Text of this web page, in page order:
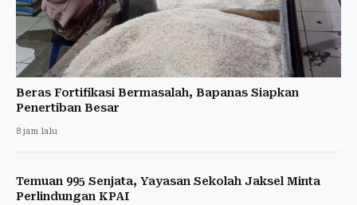
Beras Fortifikasi Bermasalah, Bapanas Siapkan
Penertiban Besar
8 jam lalu
Temuan 995 Senjata, Yayasan Sekolah Jaksel Minta
Perlindungan KPAI